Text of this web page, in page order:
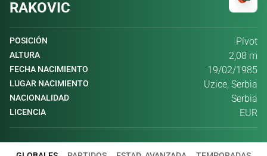
RAKOVIC
POSICIÓN Pívot
ALTURA 2,08 m
FECHA NACIMIENTO 19/02/1985
LUGAR NACIMIENTO Uzice, Serbia
NACIONALIDAD Serbia
LICENCIA EUR